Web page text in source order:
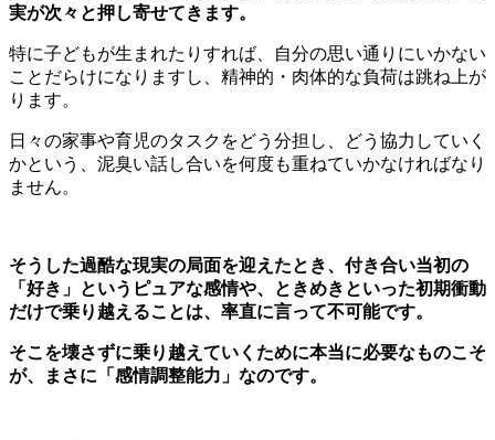
実が次々と押し寄せてきます。
特に子どもが生まれたりすれば、自分の思い通りにいかない
ことだらけになりますし、精神的・肉体的な負荷は跳ね上が
ります。
日々の家事や育児のタスクをどう分担し、どう協力していく
かという、泥臭い話し合いを何度も重ねていかなければなり
ません。
そうした過酷な現実の局面を迎えたとき、付き合い当初の
「好き」というピュアな感情や、ときめきといった初期衝動
だけで乗り越えることは、率直に言って不可能です。
そこを壊さずに乗り越えていくために本当に必要なものこそ
が、まさに「感情調整能力」なのです。